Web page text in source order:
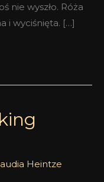
nie wyszło. Róża
i wyciśnięta. […]
Heintze